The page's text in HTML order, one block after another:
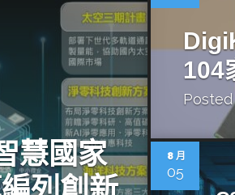
骨骼解決方案
【活動報導】
人應用部署實戰
AI走向實體世界 安森美70億美
元收購Synaptics布局邊緣智慧平
台
「公升
Apple
慧國家
104
8 月
05